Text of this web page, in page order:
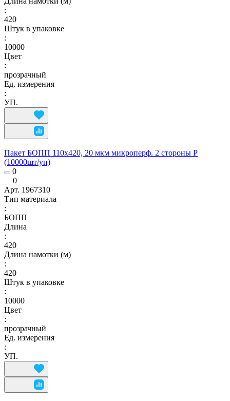
:
420
Штук в упаковке
:
10000
Цвет
:
прозрачный
Ед. измерения
:
УП.
Пакет БОПП 110x420, 20 мкм микроперф. 2 стороны Р
(10000шт/уп)
0
0
Арт. 1967310
Тип материала
:
БОПП
Длина
:
420
Длина намотки (м)
:
420
Штук в упаковке
:
10000
Цвет
:
прозрачный
Ед. измерения
:
УП.